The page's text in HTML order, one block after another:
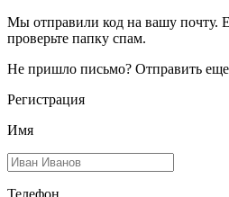
Мы отправили код на вашу почту.
проверьте папку спам.
Не пришло письмо? Отправить еще
Регистрация
Имя
Телефон